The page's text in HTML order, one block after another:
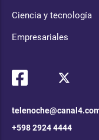
Ciencia y tecnología
Empresariales
+598 2924 4444